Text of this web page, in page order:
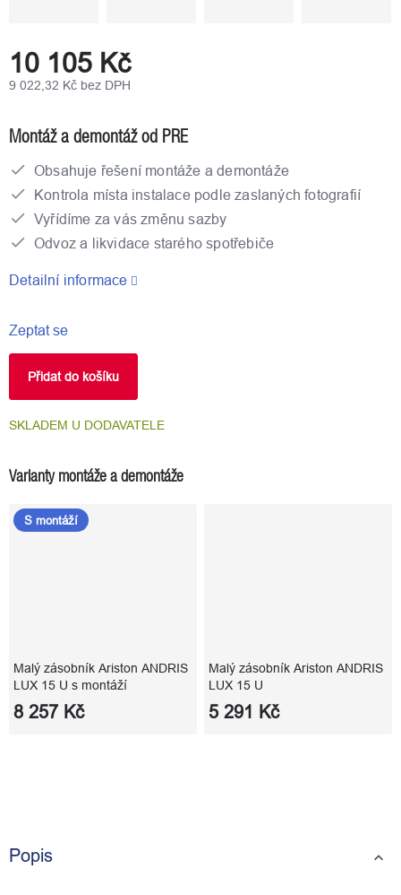
10 105 Kč
9 022,32 Kč bez DPH
SKLADEM U DODAVATELE
Přidat do košíku
Montáž a demontáž od PRE
Obsahuje řešení montáže a demontáže
Kontrola místa instalace podle zaslaných fotografií
Vyřídíme za vás změnu sazby
Odvoz a likvidace starého spotřebiče
Detailní informace
Zeptat se
Varianty montáže a demontáže
S montáží
Malý zásobník Ariston ANDRIS
LUX 15 U s montáží
8 257 Kč
Malý zásobník Ariston ANDRIS
LUX 15 U
5 291 Kč
Popis